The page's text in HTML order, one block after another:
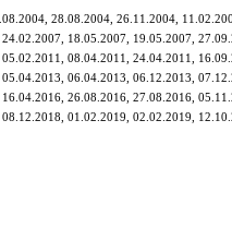
28.08.2004, 26.11.2004,
18.05.2007, 19.05.2007,
08.04.2011, 24.04.2011,
06.04.2013, 06.12.2013,
26.08.2016, 27.08.2016,
01.02.2019, 02.02.2019,